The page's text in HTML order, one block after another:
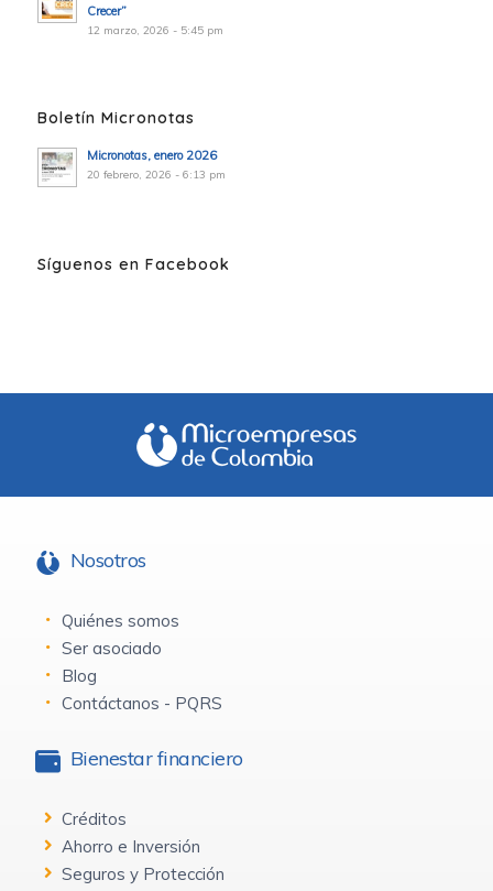
Crecer”
12 marzo, 2026 - 5:45 pm
Boletín Micronotas
Micronotas, enero 2026
20 febrero, 2026 - 6:13 pm
Síguenos en Facebook
Nosotros
Quiénes somos
Ser asociado
Blog
Contáctanos - PQRS
Bienestar financiero
Créditos
Ahorro e Inversión
Seguros y Protección